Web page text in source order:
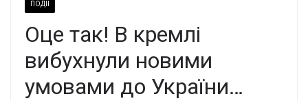
ПОДІЇ
Оце так! В кремлі
вибухнули новими
умовами до України…